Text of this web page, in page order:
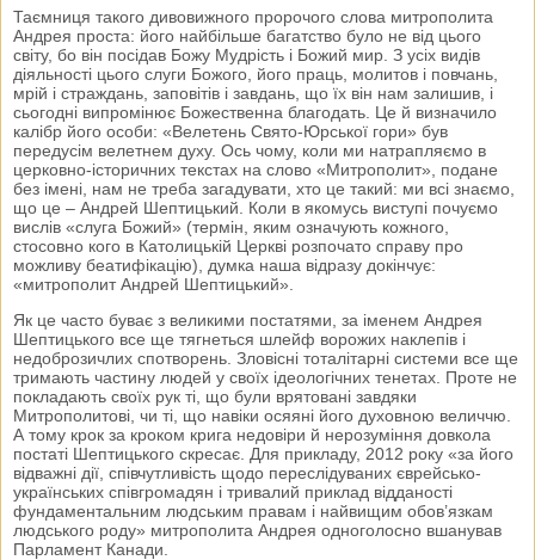
Таємниця такого дивовижного пророчого слова митрополита
Андрея проста: його найбільше багатство було не від цього
світу, бо він посідав Божу Мудрість і Божий мир. З усіх видів
діяльності цього слуги Божого, його праць, молитов і повчань,
мрій і страждань, заповітів і завдань, що їх він нам залишив, і
сьогодні випромінює Божественна благодать. Це й визначило
калібр його особи: «Велетень Свято-Юрської гори» був
передусім велетнем духу. Ось чому, коли ми натрапляємо в
церковно-історичних текстах на слово «Митрополит», подане
без імені, нам не треба загадувати, хто це такий: ми всі знаємо,
що це – Андрей Шептицький. Коли в якомусь виступі почуємо
вислів «слуга Божий» (термін, яким означують кожного,
стосовно кого в Католицькій Церкві розпочато справу про
можливу беатифікацію), думка наша відразу докінчує:
«митрополит Андрей Шептицький».
Як це часто буває з великими постатями, за іменем Андрея
Шептицького все ще тягнеться шлейф ворожих наклепів і
недоброзичлих спотворень. Зловісні тоталітарні системи все ще
тримають частину людей у своїх ідеологічних тенетах. Проте не
покладають своїх рук ті, що були врятовані завдяки
Митрополитові, чи ті, що навіки осяяні його духовною величчю.
А тому крок за кроком крига недовіри й нерозуміння довкола
постаті Шептицького скресає. Для прикладу, 2012 року «за його
відважні дії, співчутливість щодо переслідуваних єврейсько-
українських співгромадян і тривалий приклад відданості
фундаментальним людським правам і найвищим обов’язкам
людського роду» митрополита Андрея одноголосно вшанував
Парламент Канади.